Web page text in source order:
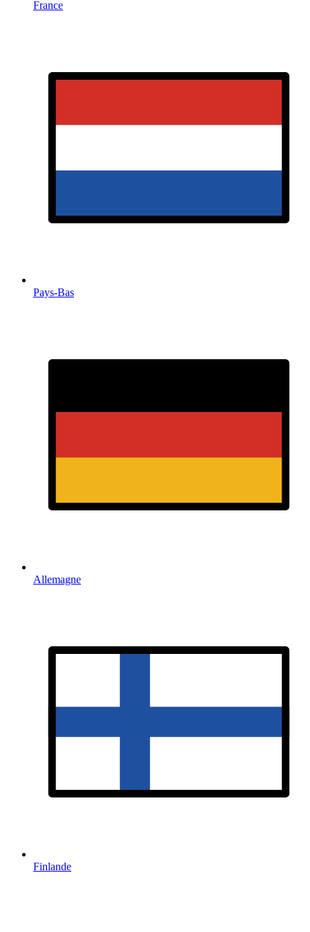
France
Pays-Bas
Allemagne
Finlande